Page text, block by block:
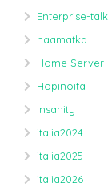
Enterprise-talk
haamatka
Home Server
Höpinöitä
Insanity
italia2024
italia2025
italia2026